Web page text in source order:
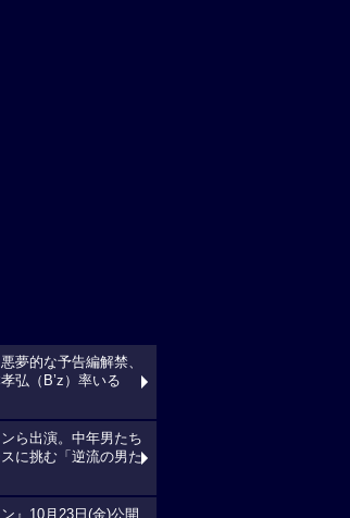
夢的な予告編解禁、
弘（B’z）率いる
ら出演。中年男たち
に挑む「逆流の男た
ン』10月23日(金)公開